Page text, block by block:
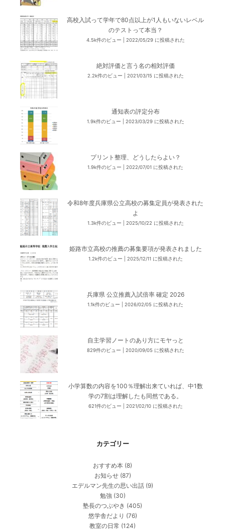
高校入試って学年で80点以上が1人もいないレベル
のテストって本当？
4.5k件のビュー 2022/05/29 に投稿された
絶対評価と言う名の相対評価
2.2k件のビュー 2021/03/15 に投稿された
通知表の評定分布
1.9k件のビュー 2023/03/29 に投稿された
プリント整理、どうしたらよい？
1.9k件のビュー 2022/07/01 に投稿された
令和8年度兵庫県公立高校の募集定員が発表された
よ
1.3k件のビュー 2025/10/22 に投稿された
姫路市立高校の推薦の募集要項が発表されました
1.2k件のビュー 2025/12/11 に投稿された
兵庫県 公立推薦入試倍率 確定 2026
1.1k件のビュー 2026/02/05 に投稿された
自主学習ノートのあり方にモヤっと
829件のビュー 2020/09/05 に投稿された
小学算数の内容を100％理解出来ていれば、中1数
学の7割は理解したも同然である。
621件のビュー 2021/02/10 に投稿された
カテゴリー
おすすめ本 (8)
お知らせ(87)
エデルマン先生の思い出話 (9)
勉強 (30)
塾長のつぶやき (405)
悠学舎だより (76)
教室の日常 (124)